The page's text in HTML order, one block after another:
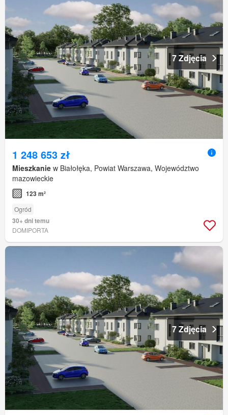
7 Zdjęcia
1 248 653 zł
Mieszkanie w Białołęka, Powiat Warszawa, Województwo
mazowieckie
123 m²
Ogród
30+ dni temu
DOMIPORTA
7 Zdjęcia